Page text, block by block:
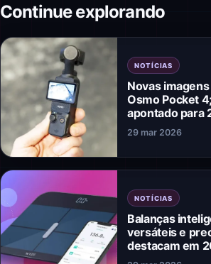
Continue explorando
NOTÍCIAS
Novas
Osmo Pocket
apontado para
29 mar 2026
NOTÍCIAS
Balanças
versáteis e
destacam em